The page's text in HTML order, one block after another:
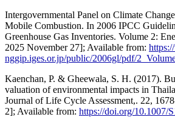
Intergovernmental Panel on Climate
Mobile Combustion. In 2006 IPCC
Greenhouse Gas Inventories. Volume 2:
2025 November 27]; Available from:
nggip.iges.or.jp/public/2006gl/pdf/
Kaenchan, P. & Gheewala, S. H. (2017).
valuation of environmental impacts in
Journal of Life Cycle Assessment,. 22,
2]; Available from: https://doi.org/10.1007/